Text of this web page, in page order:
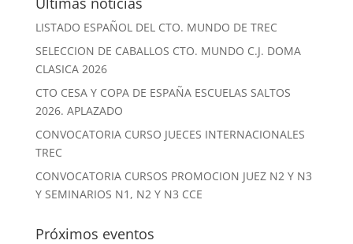
LISTADO ESPAÑOL DEL CTO. MUNDO DE TREC
SELECCION DE CABALLOS CTO. MUNDO C.J. DOMA
CLASICA 2026
CTO CESA Y COPA DE ESPAÑA ESCUELAS SALTOS
2026. APLAZADO
CONVOCATORIA CURSO JUECES INTERNACIONALES
TREC
CONVOCATORIA CURSOS PROMOCION JUEZ N2 Y N3
Y SEMINARIOS N1, N2 Y N3 CCE
Próximos eventos